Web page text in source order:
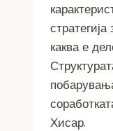
каква е
Хисар.